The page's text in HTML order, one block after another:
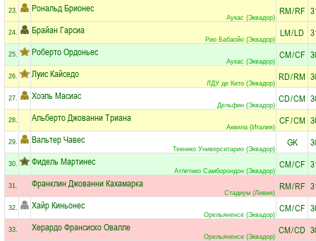
23. Рональд Брионес
Аукас (Эквадор)
RM/RF
24. Брайан Гарсиа
Рио Бабаойо (Эквадор)
LM/LD
25. Роберто Ордоньес
Аукас (Эквадор)
CM/CF
26. Луис Кайседо
ЛДУ де Кито (Эквадор)
RD/RM
27. Хоэль Масиас
Дельфин (Эквадор)
CD/CM
28. Альберто Джованни Триана
Аквила (Италия)
CF/CM
29. Вальтер Чавес
Текнико Университарио (Эквадор)
GK
30. Фидель Мартинес
Атлетико Самборондон (Эквадор)
CM/CF
31. Франклин Джованни Кахамарка
Стадиум (Ливия)
RM/RF
32. Хайр Киньонес
Орельяненсе (Эквадор)
CM/CF
33. Херардо Франсиско Овалле
Орельяненсе (Эквадор)
CM/CD